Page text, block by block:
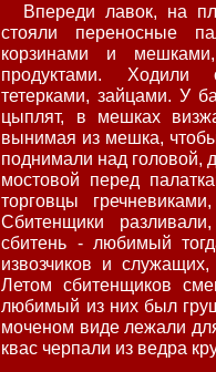
Впереди лавок, на
стояли переносные
корзинами и
продуктами. Ходили
тетерками, зайцами. У
цыплят, в мешках
вынимая из мешка,
поднимали над головой,
мостовой перед
торговцы
Сбитенщики
сбитень - любимый
извозчиков и
Летом сбитенщиков
любимый из них был
моченом виде лежали
квас черпали из ведра